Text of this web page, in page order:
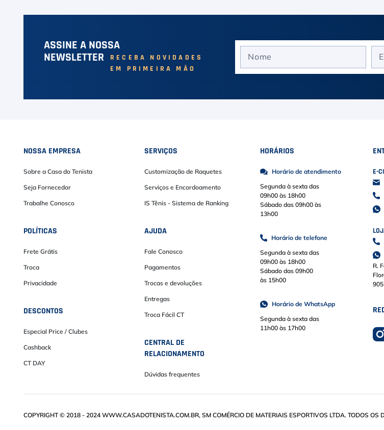
ASSINE A NOSSA
NEWSLETTER
RECEBA NOVIDADES
EM PRIMEIRA MÃO
NOSSA EMPRESA
Sobre a Casa do Tenista
Seja Fornecedor
Trabalhe Conosco
POLÍTICAS
Frete Grátis
Troca
Privacidade
DESCONTOS
Especial Price / Clubes
Cashback
CT DAY
SERVIÇOS
Customização de Raquetes
Serviços e Encordoamento
IS Tênis - Sistema de Ranking
AJUDA
Fale Conosco
Pagamentos
Trocas e devoluções
Entregas
Troca Fácil CT
CENTRAL DE
RELACIONAMENTO
Dúvidas frequentes
HORÁRIOS
Horário de atendimento
Segunda à sexta das
09h00 às 18h00
Sábado das 09h00 às
13h00
Horário de telefone
Segunda à sexta das
09h00 às 18h00
Sábado das 09h00
às 15h00
Horário de WhatsApp
Segunda à sexta das
11h00 às 17h00
E-
R.
COPYRIGHT © 2018 - 2024 WWW.CASADOTENISTA.COM.BR, SM COMÉRCIO DE MATERIAIS ESPORTIVOS LTDA. TODOS OS